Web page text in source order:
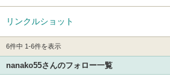
リンクルショット
6件中 1-6件を表示
nanako55さんのフォロー一覧